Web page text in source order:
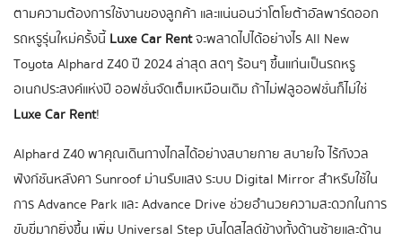
ตามความต้องการใช้งานของลูกค้า และแน่นอนว่าโตโยต้าอัลพาร์ดออก
รถหรูรุ่นใหม่ครั้งนี้Luxe Car Rentจะพลาดไปได้อย่างไร All New
Toyota Alphard Z40 ปี 2024 ล่าสุด สดๆ ร้อนๆ ขึ้นแท่นเป็นรถหรู
อเนกประสงค์แห่งปี ออฟชั่นจัดเต็มเหมือนเดิม ถ้าไม่ฟลูออฟชั่นก็ไม่ใช่
Luxe Car Rent!
Alphard Z40 พาคุณเดินทางไกลได้อย่างสบายกาย สบายใจ ไร้กังวล
ฟังก์ชันหลังคา Sunroof ม่านรับแสง ระบบ Digital Mirror สำหรับใช้ใน
การ Advance Park และ Advance Drive ช่วยอำนวยความสะดวกในการ
ขับขี่มากยิ่งขึ้น เพิ่ม Universal Step บันไดสไลด์ข้างทั้งด้านซ้ายและด้าน